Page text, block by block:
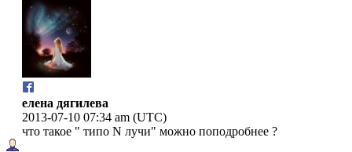
елена дягилева
2013-07-10 07:34 am (UTC)
что такое " типо N лучи" можно поподробнее ?